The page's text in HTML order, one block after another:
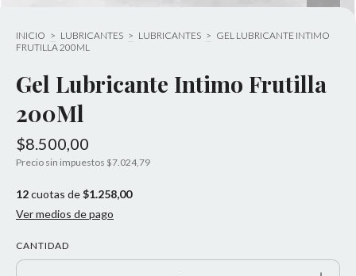
INICIO > LUBRICANTES > LUBRICANTES > GEL LUBRICANTE INTIMO
FRUTILLA 200ML
Gel Lubricante Intimo Frutilla
200Ml
$8.500,00
Precio sin impuestos $7.024,79
12cuotas de$1.258,00
Ver medios de pago
CANTIDAD